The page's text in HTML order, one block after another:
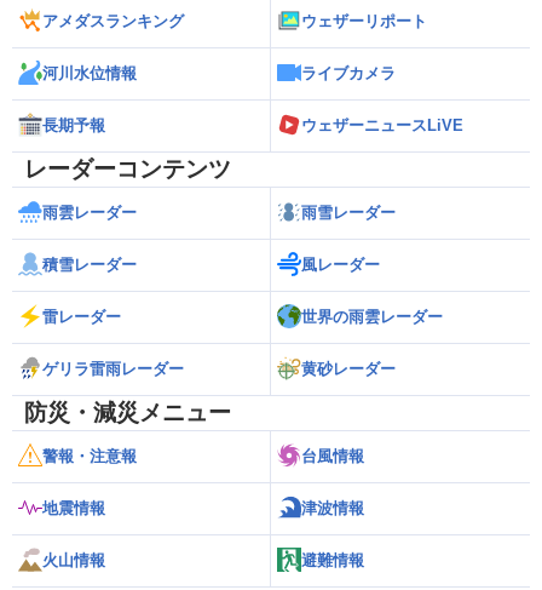
アメダスランキング ウェザーリポート
河川水位情報 ライブカメラ
長期予報 ウェザーニュースLiVE
レーダーコンテンツ
雨雲レーダー 雨雪レーダー
積雪レーダー 風レーダー
雷レーダー 世界の雨雲レーダー
ゲリラ雷雨レーダー 黄砂レーダー
防災・減災メニュー
警報・注意報 台風情報
地震情報 津波情報
火山情報 避難情報